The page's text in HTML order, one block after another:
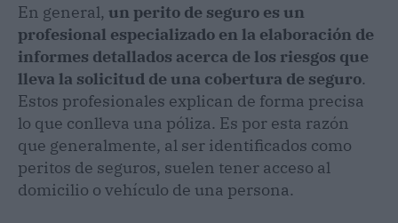
En general, un perito de seguro es un
profesional especializado en la elaboración de
informes detallados acerca de los riesgos que
lleva la solicitud de una cobertura de seguro.
Estos profesionales explican de forma precisa
lo que conlleva una póliza. Es por esta razón
que generalmente, al ser identificados como
peritos de seguros, suelen tener acceso al
domicilio o vehículo de una persona.